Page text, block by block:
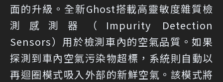
面的升級。全新Ghost搭載高靈敏度雜質檢
測感測器（Impurity Detection
Sensors）用於檢測車內的空氣品質。如果
探測到車內空氣污染物超標，系統則自動以
再迴圈模式吸入外部的新鮮空氣。該模式將